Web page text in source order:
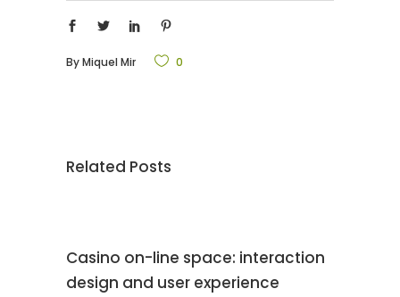
ByMiquel Mir 0
Related Posts
Casino on-line space: interaction
design and user experience